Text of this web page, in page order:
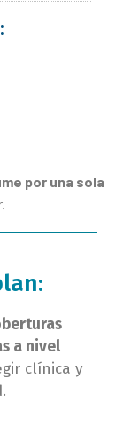
por una sola
a nivel
clínica y